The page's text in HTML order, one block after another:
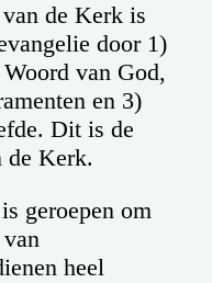
de Kerk is
door 1)
van God,
en 3)
Dit is de
de Kerk.
geroepen om
heel